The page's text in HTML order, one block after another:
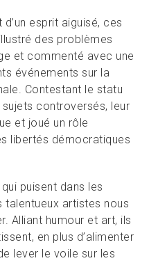
esprit aiguisé, ces
des problèmes
et commenté avec une
événements sur la
Contestant le statu
controversés, leur
et joué un rôle
libertés démocratiques
puisent dans les
talentueux artistes nous
Alliant humour et art, ils
en plus d’alimenter
lever le voile sur les